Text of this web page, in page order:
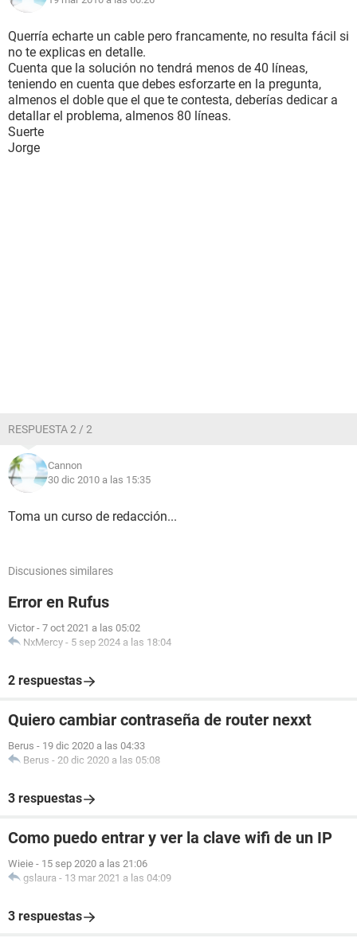
Querría echarte un cable pero francamente, no resulta fácil si
no te explicas en detalle.
Cuenta que la solución no tendrá menos de 40 líneas,
teniendo en cuenta que debes esforzarte en la pregunta,
almenos el doble que el que te contesta, deberías dedicar a
detallar el problema, almenos 80 líneas.
Suerte
Jorge
RESPUESTA 2 / 2
Cannon
30 dic 2010 a las 15:35
Toma un curso de redacción...
Discusiones similares
Error en Rufus
Victor - 7 oct 2021 a las 05:02
NxMercy - 5 sep 2024 a las 18:04
2 respuestas
Quiero cambiar contraseña de router nexxt
Berus - 19 dic 2020 a las 04:33
Berus - 20 dic 2020 a las 05:08
3 respuestas
Como puedo entrar y ver la clave wifi de un IP
Wieie - 15 sep 2020 a las 21:06
gslaura - 13 mar 2021 a las 04:09
3 respuestas